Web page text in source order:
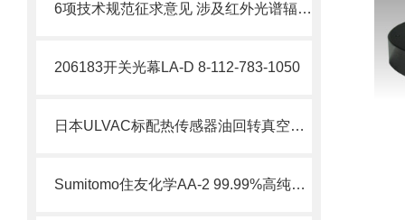
6项技术规范征求意见 涉及红外光谱辐射亮度等校准规范
206183开关光幕LA-D 8-112-783-1050
日本ULVAC标配热传感器油回转真空泵VS750B-W
Sumitomo住友化学AA-2 99.99%高纯氧化铝技术解析